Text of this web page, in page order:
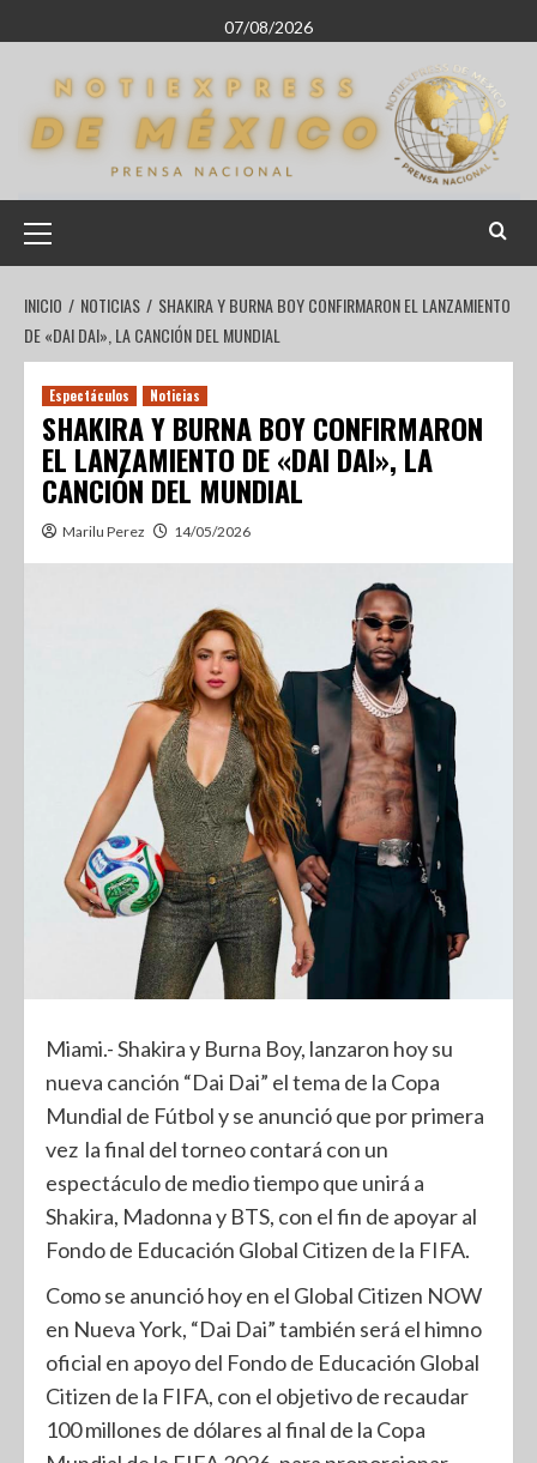
07/08/2026
INICIO NOTICIAS
SHAKIRA Y BURNA BOY CONFIRMARON EL LANZAMIENTO
DE «DAI DAI», LA CANCIÓN DEL MUNDIAL
Espectáculos Noticias
SHAKIRA Y BURNA BOY CONFIRMARON
EL LANZAMIENTO DE «DAI DAI», LA
CANCIÓN DEL MUNDIAL
Marilu Perez 14/05/2026
Miami.- Shakira y Burna Boy, lanzaron hoy su
nueva canción “Dai Dai” el tema de la Copa
Mundial de Fútbol y se anunció que por primera
vez la final del torneo contará con un
espectáculo de medio tiempo que unirá a
Shakira, Madonna y BTS, con el fin de apoyar al
Fondo de Educación Global Citizen de la FIFA.
Como se anunció hoy en el Global Citizen NOW
en Nueva York, “Dai Dai” también será el himno
oficial en apoyo del Fondo de Educación Global
Citizen de la FIFA, con el objetivo de recaudar
100 millones de dólares al final de la Copa